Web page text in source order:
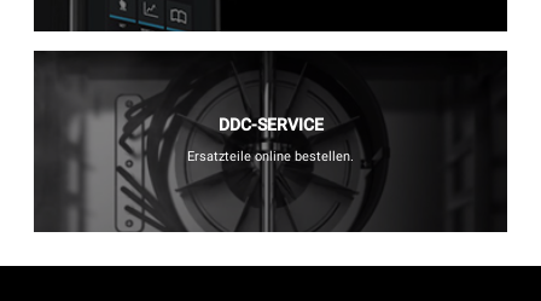
DDC-SERVICE
Ersatzteile online bestellen.